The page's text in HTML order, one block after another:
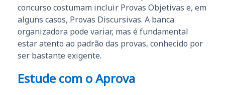
concurso costumam incluir Provas Objetivas e, em
alguns casos, Provas Discursivas. A banca
organizadora pode variar, mas é fundamental
estar atento ao padrão das provas, conhecido por
ser bastante exigente.
Estude com o Aprova